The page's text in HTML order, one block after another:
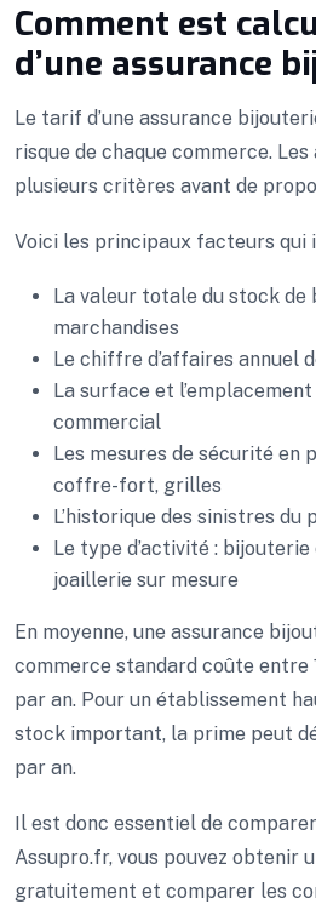
Comment est
d’une assurance
Le tarif d’une assurance
risque de chaque commerce.
plusieurs critères avant de
Voici les principaux facteurs qui
La valeur totale du stock de
marchandises
Le chiffre d’affaires annuel
La surface et
commercial
Les mesures de sécurité en
coffre-fort, grilles
L’historique des sinistres du
Le type d’activité :
joaillerie sur mesure
En moyenne, une assurance
commerce standard coûte entre
par an. Pour un établissement
stock important, la prime peut
par an.
Il est donc essentiel de
Assupro.fr, vous pouvez obtenir
gratuitement et comparer les